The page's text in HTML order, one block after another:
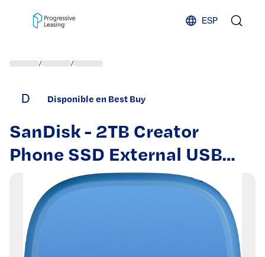
ESP
/ /
D Disponible en Best Buy
SanDisk - 2TB Creator
Phone SSD External USB
Type C Drive with Magsafe
Compatibility for iPhone
15/16 - Blue